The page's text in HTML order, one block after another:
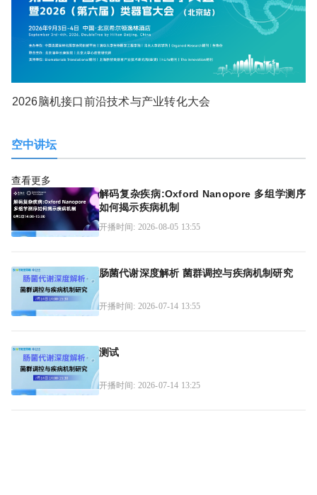
2026脑机接口前沿技术与产业转化大会
空中讲坛
查看更多
解码复杂疾病:Oxford Nanopore 多组学测序
如何揭示疾病机制
开播时间: 2026-08-05 13:55
肠菌代谢深度解析 菌群调控与疾病机制研究
开播时间: 2026-07-14 13:55
测试
开播时间: 2026-07-14 13:25